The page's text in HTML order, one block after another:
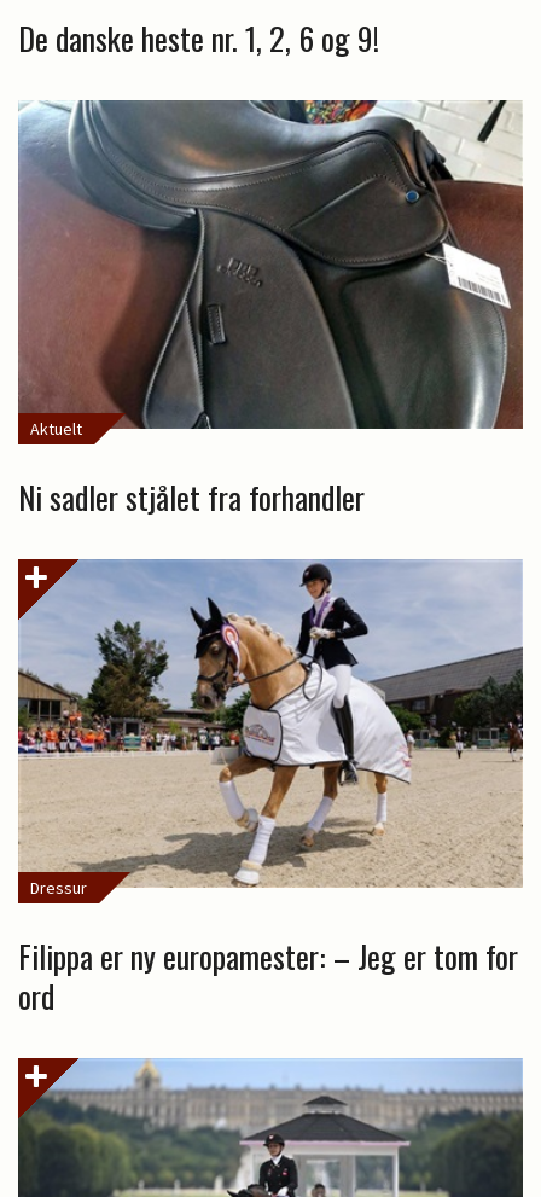
De danske heste nr. 1, 2, 6 og 9!
Aktuelt
Ni sadler stjålet fra forhandler
Dressur
Filippa er ny europamester: – Jeg er tom for
ord